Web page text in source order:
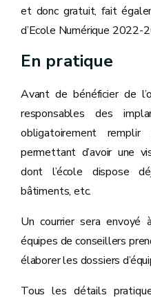
et donc gratuit, fait
d’Ecole Numérique 2022-
En pratique
Avant de bénéficier de
responsables des
obligatoirement
permettant d’avoir une
dont l’école dispose
bâtiments, etc.
Un courrier sera
équipes de conseillers
élaborer les dossiers
Tous les détails